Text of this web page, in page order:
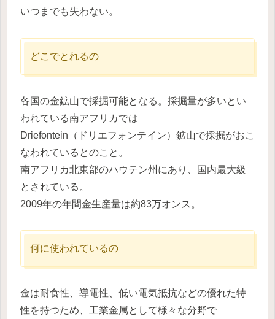
いつまでも失わない。
どこでとれるの
各国の金鉱山で採掘可能となる。採掘量が多いとい
われている南アフリカでは
Driefontein（ドリエフォンテイン）鉱山で採掘がおこ
なわれているとのこと。
南アフリカ北東部のハウテン州にあり、国内最大級
とされている。
2009年の年間金生産量は約83万オンス。
何に使われているの
金は耐食性、導電性、低い電気抵抗などの優れた特
性を持つため、工業金属として様々な分野で